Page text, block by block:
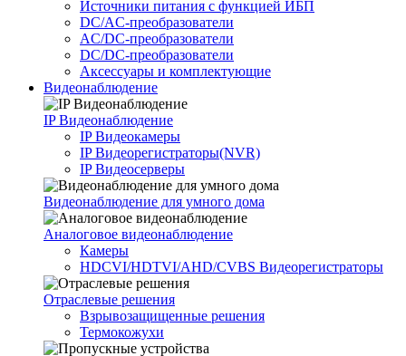
Источники питания c функцией ИБП
DC/AC-преобразователи
AC/DC-преобразователи
DC/DC-преобразователи
Аксессуары и комплектующие
Видеонаблюдение
IP Видеонаблюдение
IP Видеокамеры
IP Видеорегистраторы(NVR)
IP Видеосерверы
Видеонаблюдение для умного дома
Аналоговое видеонаблюдение
Камеры
HDCVI/HDTVI/AHD/CVBS Видеорегистраторы
Отраслевые решения
Взрывозащищенные решения
Термокожухи